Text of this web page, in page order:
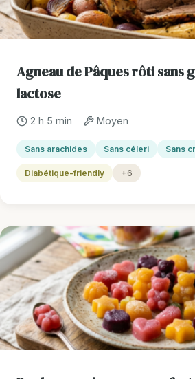
Agneau de Pâques rôti sans
lactose
2 h 5 min Moyen
Sans arachides Sans céleri Sans
Diabétique-friendly +6